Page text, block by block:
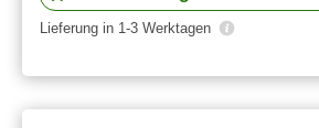
Lieferung in 1-3 Werktagen